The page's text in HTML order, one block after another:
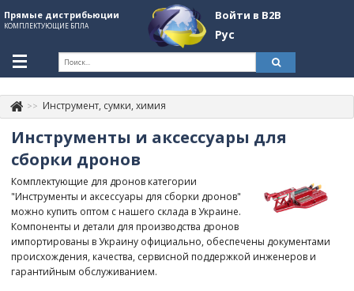
Прямые дистрибьюции
КОМПЛЕКТУЮЩИЕ БПЛА
Войти в B2B
Рус
+380507774092 Контакты
Информация о компании
About Company
Обзоры
Категории
Бренды
Инструмент, сумки, химия
Инструменты и аксессуары для
сборки дронов
Комплектующие для дронов категории
"Инструменты и аксессуары для сборки дронов"
можно купить оптом с нашего склада в Украине.
Компоненты и детали для производства дронов
импортированы в Украину официально, обеспечены документами
происхождения, качества, сервисной поддержкой инженеров и
гарантийным обслуживанием.